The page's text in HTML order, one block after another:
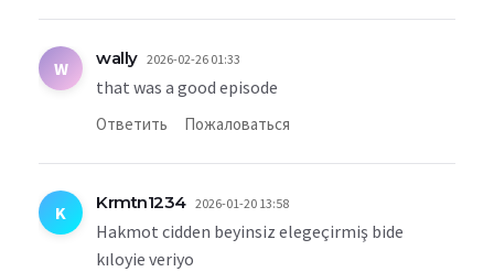
W wally 2026-02-26 01:33
that was a good episode
Ответить Пожаловаться
K Krmtn1234 2026-01-20 13:58
Hakmot cidden beyinsiz elegeçirmiş bide
kıloyie veriyo